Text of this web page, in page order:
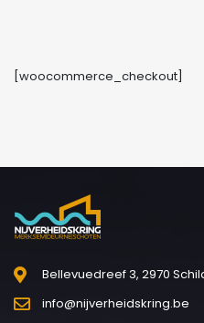
[woocommerce_checkout]
Bellevuedreef 3, 2970
info@nijverheidskring.be